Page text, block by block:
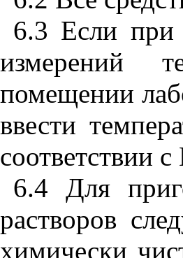
6.3 Если при
измерений
помещении
ввести
соответствии
6.4 Для
растворов
химически